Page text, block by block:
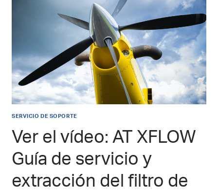
APLICACIONES
AÉREAS
VERSUS
APLICACIÓN
TERRESTRE
SERVICIO DE SOPORTE
Ver el vídeo: AT XFLOW
Guía de servicio y
extracción del filtro de